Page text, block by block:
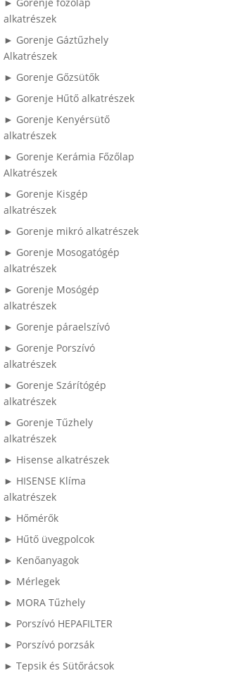
alkatrészek
► Gorenje Gáztűzhely
Alkatrészek
► Gorenje Gőzsütők
► Gorenje Hűtő alkatrészek
► Gorenje Kenyérsütő
alkatrészek
► Gorenje Kerámia Főzőlap
Alkatrészek
► Gorenje Kisgép
alkatrészek
► Gorenje mikró alkatrészek
► Gorenje Mosogatógép
alkatrészek
► Gorenje Mosógép
alkatrészek
► Gorenje páraelszívó
► Gorenje Porszívó
alkatrészek
► Gorenje Szárítógép
alkatrészek
► Gorenje Tűzhely
alkatrészek
► Hisense alkatrészek
► HISENSE Klíma
alkatrészek
► Hőmérők
► Hűtő üvegpolcok
► Kenőanyagok
► Mérlegek
► MORA Tűzhely
► Porszívó HEPAFILTER
► Porszívó porzsák
► Tepsik és Sütőrácsok